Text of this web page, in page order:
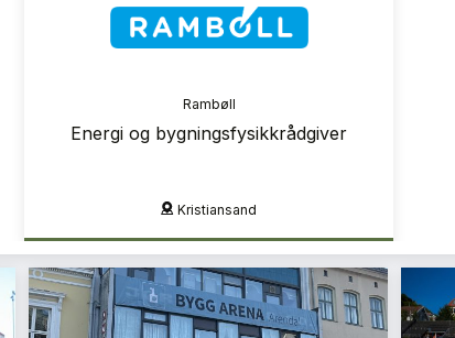
Rambøll
Energi og bygningsfysikkrådgiver
Kristiansand